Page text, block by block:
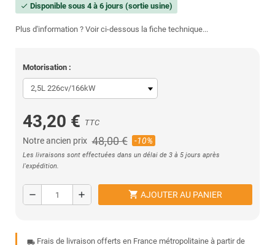
check Disponible sous 4 à 6 jours (sortie usine)
Plus d'information ? Voir ci-dessous la fiche technique...
Motorisation :
43,20 € TTC
Notre ancien prix 48,00 € -10%
Les livraisons sont effectuées dans un délai de 3 à 5 jours après
l'expédition.
remove add shopping_cart AJOUTER AU PANIER
local_shipping Frais de livraison offerts en France métropolitaine à partir de